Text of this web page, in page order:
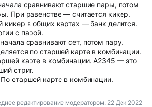
сравнивают старшие пары, потом
При равенстве — считается кикер.
кикер в общих картах — банк делится.
с парой.
сравнивают сет, потом пару.
по старшей карте в комбинации.
карте в комбинации. A2345 — это
стрит.
старшей карте в комбинации.
редактирование модератором: 22 Дек 2022